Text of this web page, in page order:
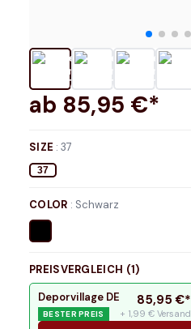
ab 85,95 €*
SIZE :37
37
COLOR : Schwarz
PREISVERGLEICH (1)
Deporvillage DE
BESTER PREIS
85,95 €*
+ 1,99 € Versand